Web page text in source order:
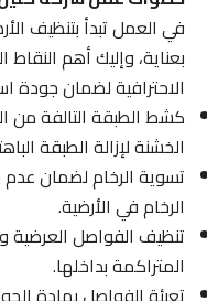
في العمل تبدأ بتنظيف
بعناية، وإليك أهم النقاط
الاحترافية لضمان جودة
كشط الطبقة التالفة من
الخشنة لإزالة الطبقة الباهتة.
تسوية الرخام لضمان عدم
الرخام في الأرضية.
تنظيف الفواصل العرضية
المتراكمة بداخلها.